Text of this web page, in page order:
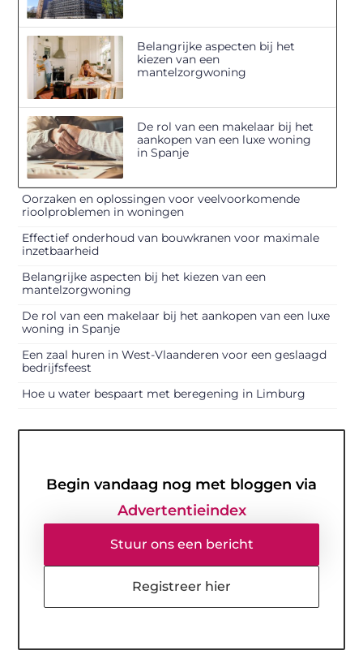
Belangrijke aspecten bij het
kiezen van een
mantelzorgwoning
De rol van een makelaar bij het
aankopen van een luxe woning
in Spanje
Oorzaken en oplossingen voor veelvoorkomende
rioolproblemen in woningen
Effectief onderhoud van bouwkranen voor maximale
inzetbaarheid
Belangrijke aspecten bij het kiezen van een
mantelzorgwoning
De rol van een makelaar bij het aankopen van een luxe
woning in Spanje
Een zaal huren in West-Vlaanderen voor een geslaagd
bedrijfsfeest
Hoe u water bespaart met beregening in Limburg
Begin vandaag nog met bloggen via
Advertentieindex
Stuur ons een bericht
Registreer hier